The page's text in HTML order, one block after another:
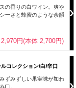
の香りの白ワイン。爽や
ーさと蜂蜜のような余韻
円(本体 2,700円)
コレクション/白/辛口
ずみずしい果実味が加わ
口。